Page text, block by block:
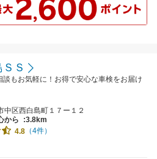
Ｓ
もお気軽に！お得で安心な車検をお届け
中区西白島町１７ー１２
から
:3.8km
4.8 （4件）